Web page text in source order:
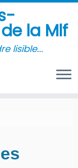
la Mlf
lisible...